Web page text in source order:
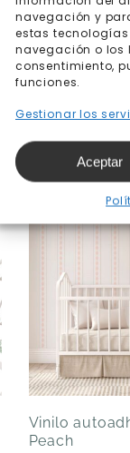
navegación y
estas
navegación o los
consentimiento,
funciones.
Gestionar los
Aceptar
Vinilo
Peach